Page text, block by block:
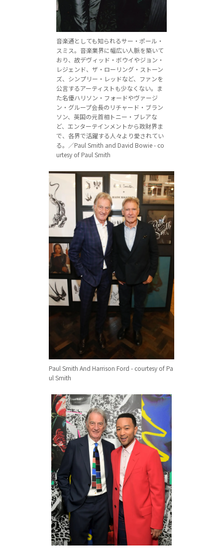
音楽通としても知られるサー・ポール・
スミス。音楽業界に幅広い人脈を築いて
おり、故デヴィッド・ボウイやジョン・
レジェンド、ザ・ローリング・ストーン
ズ、シンプリー・レッドなど、ファンを
公言するアーティストも少なくない。ま
た名優ハリソン・フォードやヴァージ
ン・グループ会長のリチャード・ブラン
ソン、英国の元首相トニー・ブレアな
ど、エンターテインメントから政財界ま
で、各界で活躍する人々より愛されてい
る。／Paul Smith and David Bowie - co
urtesy of Paul Smith
Paul Smith And Harrison Ford - courtesy of Pa
ul Smith